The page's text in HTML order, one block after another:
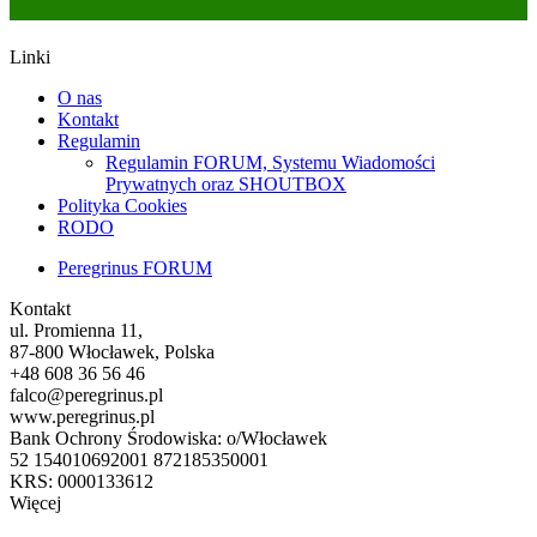
Linki
O nas
Kontakt
Regulamin
Regulamin FORUM, Systemu Wiadomości
Prywatnych oraz SHOUTBOX
Polityka Cookies
RODO
Peregrinus FORUM
Kontakt
ul. Promienna 11,
87-800 Włocławek, Polska
+48 608 36 56 46
falco@peregrinus.pl
www.peregrinus.pl
Bank Ochrony Środowiska: o/Włocławek
52 154010692001 872185350001
KRS: 0000133612
Więcej